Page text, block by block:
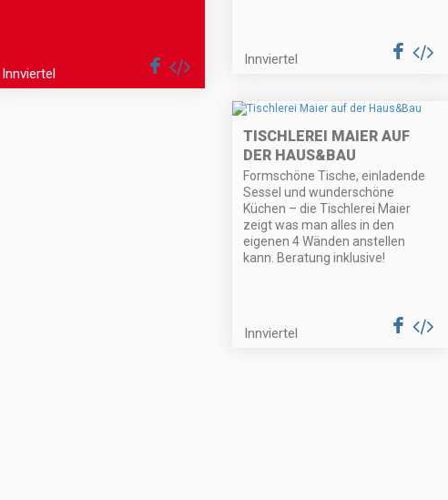
Innviertel
Innviertel
TISCHLEREI MAIER AUF
DER HAUS&BAU
Formschöne Tische, einladende
Sessel und wunderschöne
Küchen – die Tischlerei Maier
zeigt was man alles in den
eigenen 4 Wänden anstellen
kann. Beratung inklusive!
Innviertel